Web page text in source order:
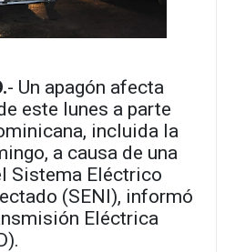
- Un apagón afecta
este lunes a parte
incluida la
a causa de una
Sistema Eléctrico
(SENI), informó
Eléctrica